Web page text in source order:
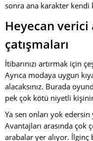
sonra ana karakter kendi
Heyecan verici
çatışmaları
İtibarınızı artırmak için
Ayrıca modaya uygun
alacaksınız. Burada
pek çok kötü niyetli
Ya sen onları yok
Avantajları arasında
arabalar yer alıyor.